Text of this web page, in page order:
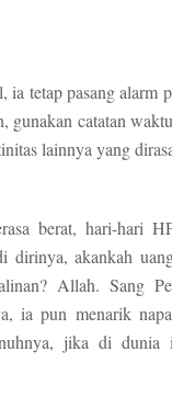
tetap pasang alarm
gunakan catatan
lainnya yang
berat, hari-hari
dirinya, akankah
Allah. Sang
ia pun menarik
jika di